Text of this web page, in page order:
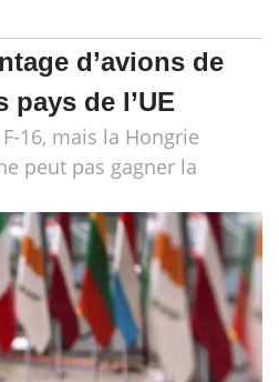
d’avions de
pays de l’UE
16, mais la Hongrie
peut pas gagner la